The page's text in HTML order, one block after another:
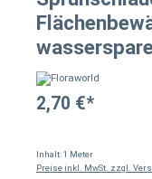
2,70 €*
Inhalt:1 Meter
Preise inkl. MwSt. zzgl.